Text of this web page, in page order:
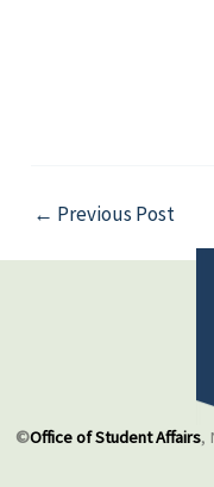
← Previous Post
©Office of Student Affairs,